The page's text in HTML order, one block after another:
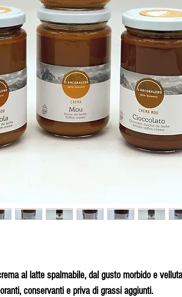
al latte spalmabile, dal gusto morbido e
conservanti e priva di grassi aggiunti.